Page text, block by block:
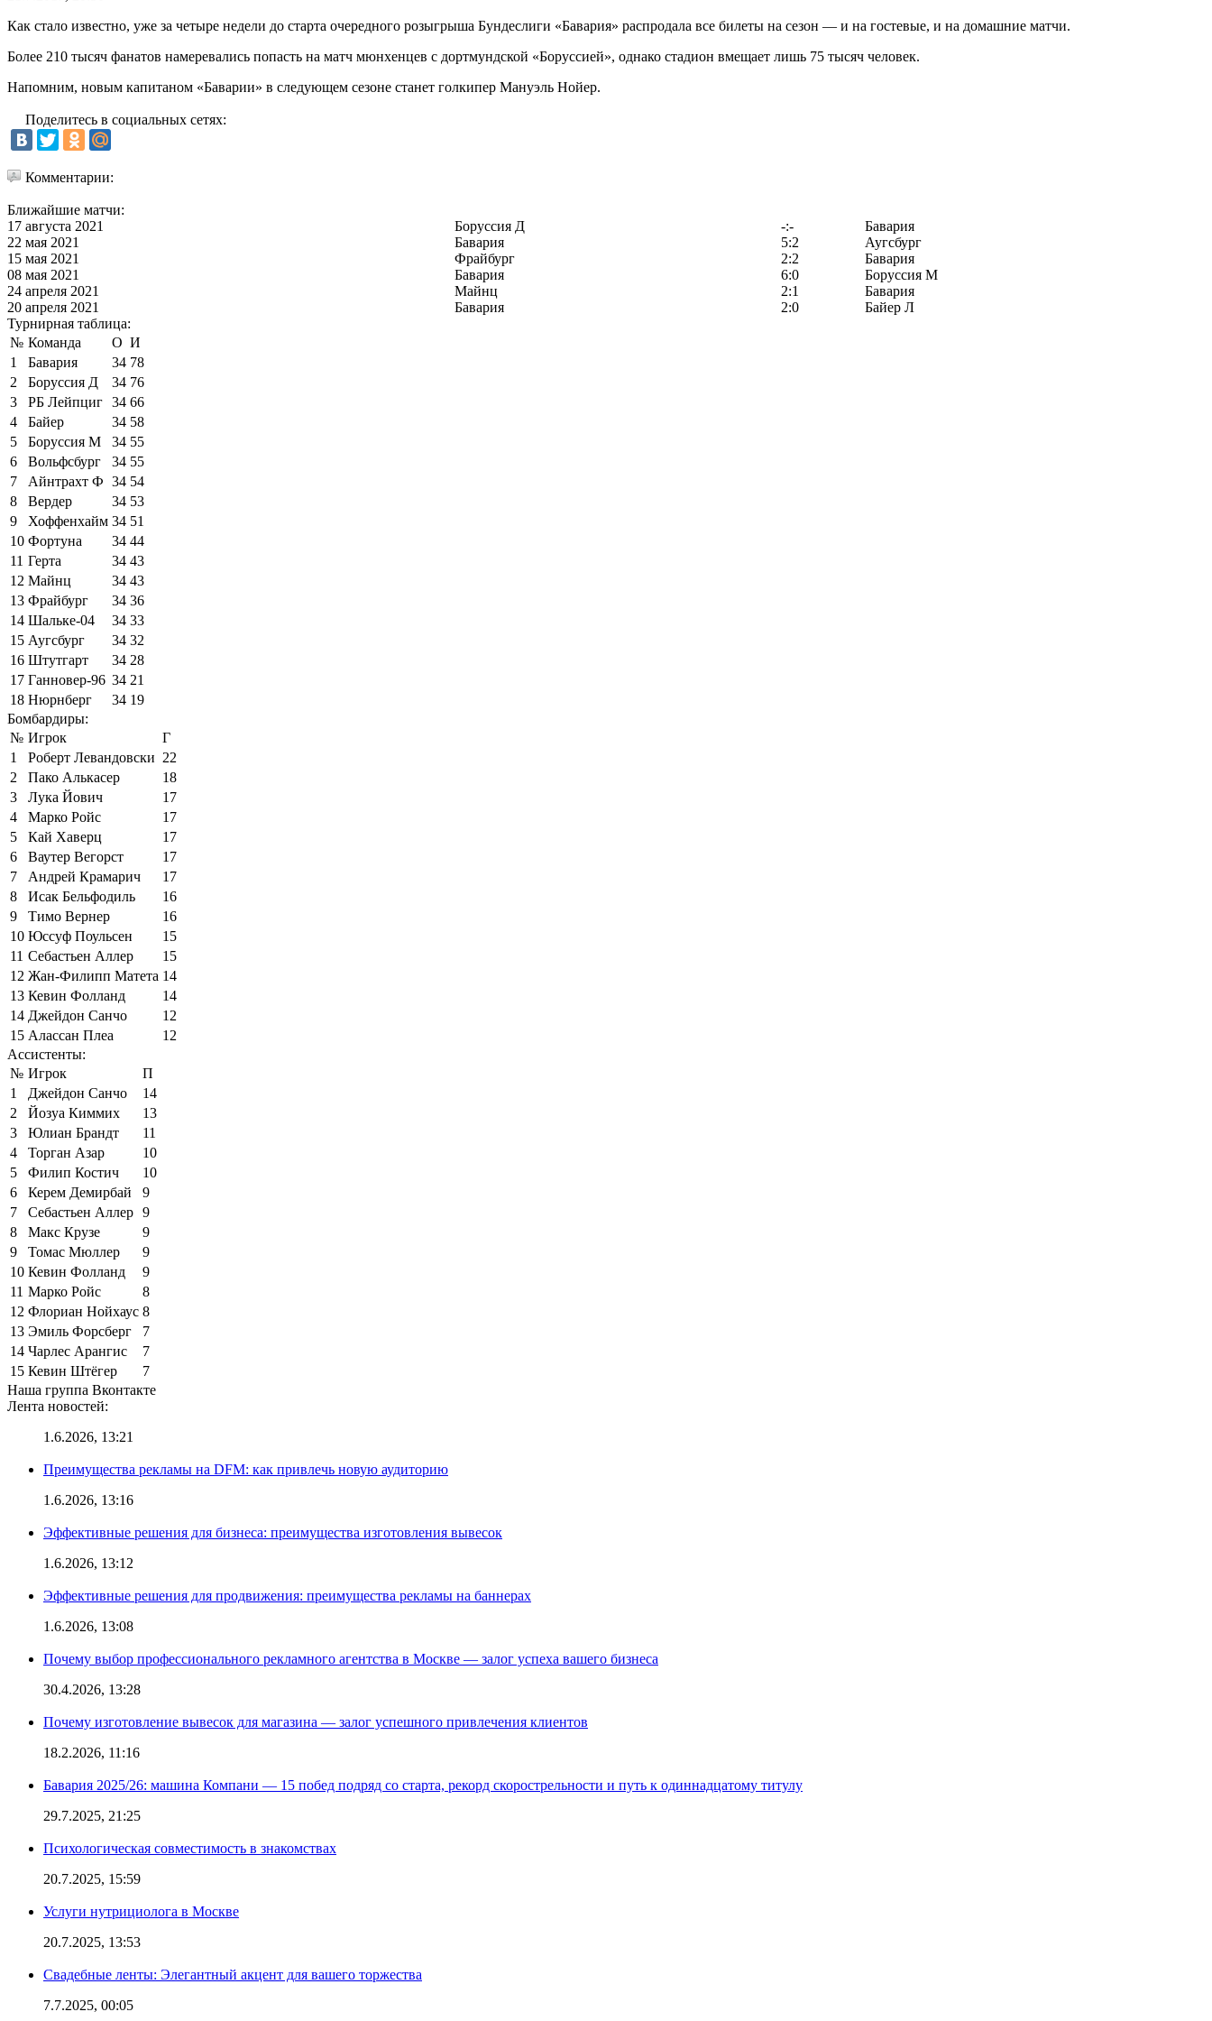
Как стало известно, уже за четыре недели до старта очередного розыгрыша Бундеслиги «Бавария» распродала все билеты на сезон — и на гостевые, и на домашние матчи.
Более 210 тысяч фанатов намеревались попасть на матч мюнхенцев с дортмундской «Боруссией», однако стадион вмещает лишь 75 тысяч человек.
Напомним, новым капитаном «Баварии» в следующем сезоне станет голкипер Мануэль Нойер.
Поделитесь в социальных сетях:
Комментарии:
Ближайшие матчи:
17 августа 2021
Боруссия Д -:-
Бавария
22 мая 2021
Бавария 5:2
Аугсбург
15 мая 2021
Фрайбург 2:2
Бавария
08 мая 2021
Бавария 6:0
Боруссия М
24 апреля 2021
Майнц 2:1
Бавария
20 апреля 2021
Бавария 2:0
Байер Л
Турнирная таблица:
№ Команда О И
1
Бавария 34 78
2
Боруссия Д 34 76
3
РБ Лейпциг 34 66
4
Байер 34 58
5
Боруссия М 34 55
6
Вольфсбург 34 55
7
Айнтрахт Ф 34 54
8
Вердер 34 53
9
Хоффенхайм 34 51
10 Фортуна 34 44
11 Герта 34 43
12 Майнц 34 43
13 Фрайбург 34 36
14 Шальке-04 34 33
15 Аугсбург 34 32
16 Штутгарт 34 28
17 Ганновер-96 34 21
18 Нюрнберг 34 19
Бомбардиры:
№ Игрок
Г
1
Роберт Левандовски 22
2
Пако Алькасер
18
3
Лука Йович
17
4
Марко Ройс
17
5
Кай Хаверц
17
6
Ваутер Вегорст
17
7
Андрей Крамарич
17
8
Исак Бельфодиль
16
9
Тимо Вернер
16
10 Юссуф Поульсен
15
11 Себастьен Аллер
15
12 Жан-Филипп Матета 14
13 Кевин Фолланд
14
14 Джейдон Санчо
12
15 Алассан Плеа
12
Ассистенты:
№ Игрок
П
1
Джейдон Санчо
14
2
Йозуа Киммих
13
3
Юлиан Брандт
11
4
Торган Азар
10
5
Филип Костич
10
6
Керем Демирбай
9
7
Себастьен Аллер 9
8
Макс Крузе
9
9
Томас Мюллер
9
10 Кевин Фолланд
9
11 Марко Ройс
8
12 Флориан Нойхаус 8
13 Эмиль Форсберг
7
14 Чарлес Арангис
7
15 Кевин Штёгер
7
Наша группа Вконтакте
Лента новостей:
1.6.2026, 13:21
Преимущества рекламы на DFM: как привлечь новую аудиторию
1.6.2026, 13:16
Эффективные решения для бизнеса: преимущества изготовления вывесок
1.6.2026, 13:12
Эффективные решения для продвижения: преимущества рекламы на баннерах
1.6.2026, 13:08
Почему выбор профессионального рекламного агентства в Москве — залог успеха вашего бизнеса
30.4.2026, 13:28
Почему изготовление вывесок для магазина — залог успешного привлечения клиентов
18.2.2026, 11:16
Бавария 2025/26: машина Компани — 15 побед подряд со старта, рекорд скорострельности и путь к одиннадцатому титулу
29.7.2025, 21:25
Психологическая совместимость в знакомствах
20.7.2025, 15:59
Услуги нутрициолога в Москве
20.7.2025, 13:53
Свадебные ленты: Элегантный акцент для вашего торжества
7.7.2025, 00:05